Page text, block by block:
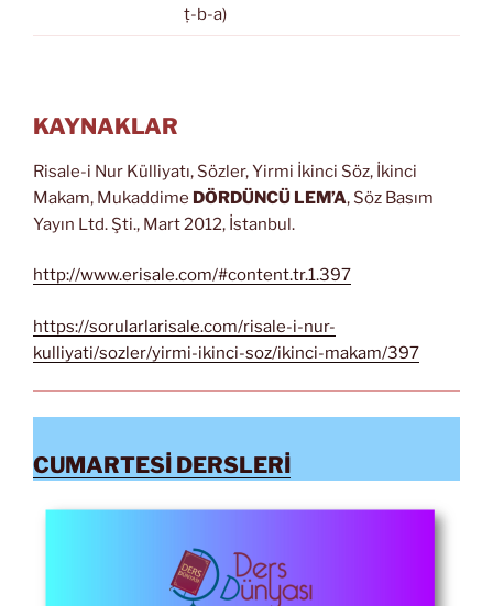
ṭ-b-a)
KAYNAKLAR
Risale-i Nur Külliyatı, Sözler, Yirmi İkinci Söz, İkinci
Makam, Mukaddime DÖRDÜNCÜ LEM’A, Söz Basım
Yayın Ltd. Şti., Mart 2012, İstanbul.
http://www.erisale.com/#content.tr.1.397
https://sorularlarisale.com/risale-i-nur-
kulliyati/sozler/yirmi-ikinci-soz/ikinci-makam/397
CUMARTESİ DERSLERİ